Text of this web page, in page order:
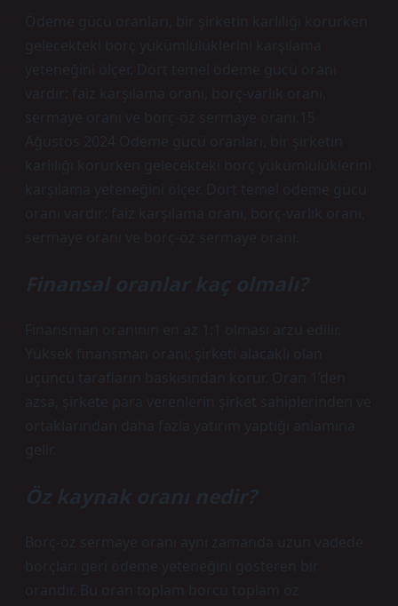
Ödeme gücü oranları, bir şirketin karlılığı korurken
gelecekteki borç yükümlülüklerini karşılama
yeteneğini ölçer. Dört temel ödeme gücü oranı
vardır: faiz karşılama oranı, borç-varlık oranı,
sermaye oranı ve borç-öz sermaye oranı.15
Ağustos 2024 Ödeme gücü oranları, bir şirketin
karlılığı korurken gelecekteki borç yükümlülüklerini
karşılama yeteneğini ölçer. Dört temel ödeme gücü
oranı vardır: faiz karşılama oranı, borç-varlık oranı,
sermaye oranı ve borç-öz sermaye oranı.
Finansal oranlar kaç olmalı?
Finansman oranının en az 1:1 olması arzu edilir.
Yüksek finansman oranı; şirketi alacaklı olan
üçüncü tarafların baskısından korur. Oran 1’den
azsa, şirkete para verenlerin şirket sahiplerinden ve
ortaklarından daha fazla yatırım yaptığı anlamına
gelir.
Öz kaynak oranı nedir?
Borç-öz sermaye oranı aynı zamanda uzun vadede
borçları geri ödeme yeteneğini gösteren bir
orandır. Bu oran toplam borcu toplam öz